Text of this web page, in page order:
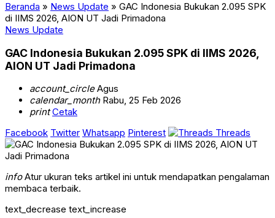
Beranda » News Update » GAC Indonesia Bukukan 2.095 SPK
di IIMS 2026, AION UT Jadi Primadona
News Update
GAC Indonesia Bukukan 2.095 SPK di IIMS 2026,
AION UT Jadi Primadona
account_circleAgus
calendar_monthRabu, 25 Feb 2026
print Cetak
Facebook Twitter Whatsapp Pinterest Threads
infoAtur ukuran teks artikel ini untuk mendapatkan pengalaman
membaca terbaik.
text_decrease text_increase